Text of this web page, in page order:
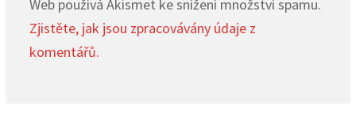
Web používá Akismet ke snížení množství spamu.
Zjistěte, jak jsou zpracovávány údaje z
komentářů.